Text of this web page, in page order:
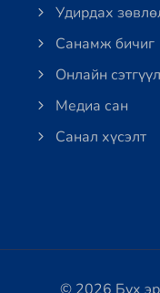
Удирдах
Санамж бичиг
Онлайн сэтгүүл
Медиа сан
Санал хүсэлт